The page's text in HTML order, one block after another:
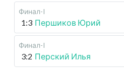
Финал-I
1:3 Першиков Юрий
Финал-I
3:2 Перский Илья